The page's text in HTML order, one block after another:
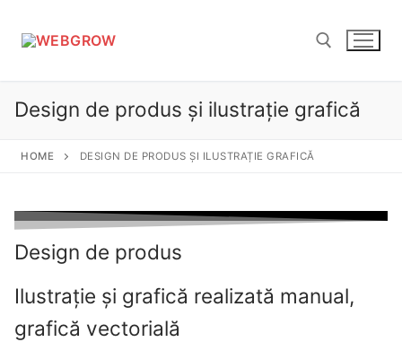
Caută după:
Design de produs și ilustrație grafică
HOME DESIGN DE PRODUS ȘI ILUSTRAȚIE GRAFICĂ
Design de produs
Ilustrație și grafică realizată manual,
grafică vectorială